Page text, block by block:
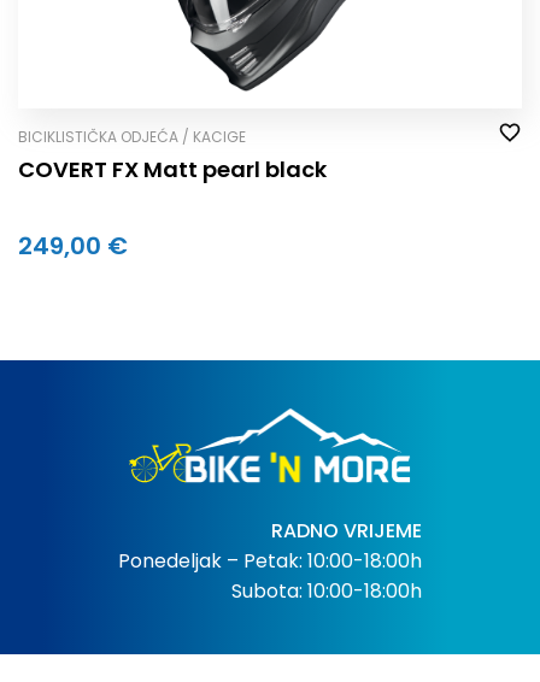
BICIKLISTIČKA ODJEĆA / KACIGE
COVERT FX Matt pearl black
249,00 €
RADNO VRIJEME
Ponedeljak – Petak: 10:00-18:00h
Subota: 10:00-18:00h